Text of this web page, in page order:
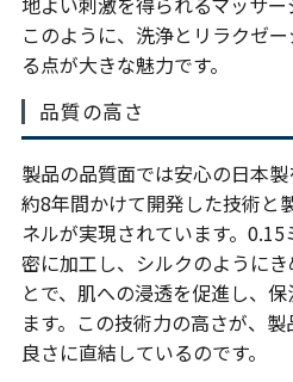
このように、洗浄とリラクゼ
る点が大きな魅力です。
品質の高さ
製品の品質面では安心の日本
約8年間かけて開発した技術と
ネルが実現されています。
密に加工し、シルクのように
とで、肌への浸透を促進し、
ます。この技術力の高さが、
良さに直結しているのです。